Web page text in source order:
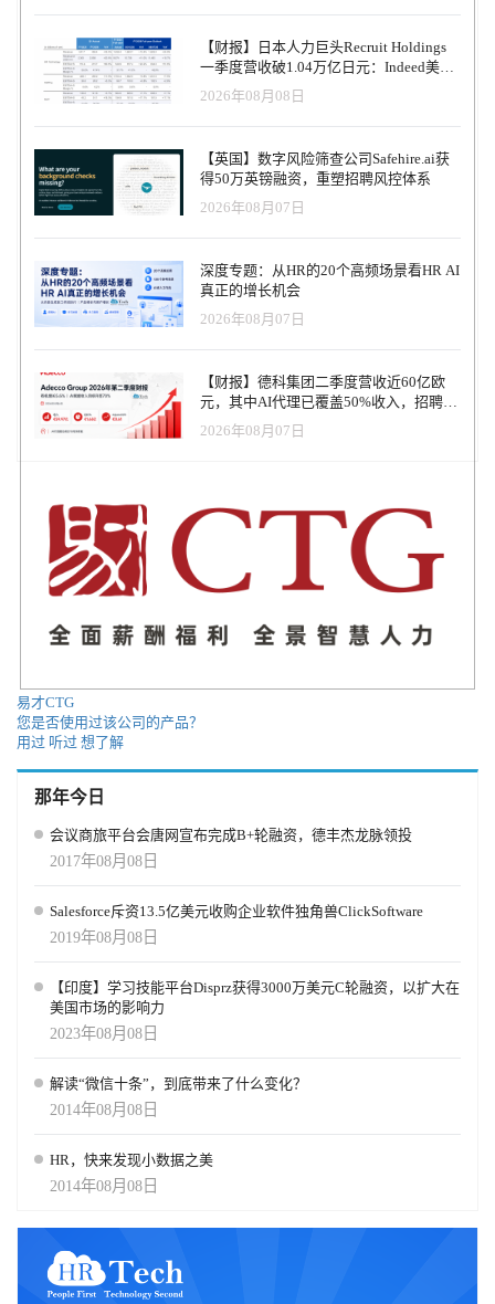
Market Growth 将利用该公司的内部软件和数字化能力以及全球行业
专家网络，为 HRBrain 的下一阶段发展提供支持。 EQT 日本咨询团
队合伙人 Tetsuro Onitsuka 评论说："HRBrain 是日本人才管理领域的
领军企业之一，其背后是劳动力萎缩、日益转向基于工作的招聘以
及监管部门推动人力资本可视化和披露等重大社会问题所带来的强
劲发展势头。我们认为该公司令人印象深刻的产品和服务具有进一
在我们共同努力加速 HRBrain 有机和无机增长的过程中，为总裁
Hiroki Hori 及其员工提供支持。 HRBrain 首席执行官 Hiroki Hori 评
论说："HRBrain 主要通过 SaaS 型软件和咨询服务为日本公司推广人
作场所提供不可或缺的独特产品，解决人力资源领域的复杂问题。
该交易预计将于 2023 年第四季度完成。 为 BPEA EQT 提供顾问服
务的有 SMBC Nikko、mk（法律）和毕马威（财务、税务和
【财报】日本人力巨头Recruit Holdings
一季度营收破1.04万亿日元：Indeed美国
收入逆势增长30%，AI招聘推动利润率升
至47.4%
2026年08月08日
【英国】数字风险筛查公司Safehire.ai获
得50万英镑融资，重塑招聘风控体系
2026年08月07日
深度专题：从HR的20个高频场景看HR AI
真正的增长机会
2026年08月07日
【财报】德科集团二季度营收近60亿欧
元，其中AI代理已覆盖50%收入，招聘服
务进入运营重构阶段
2026年08月07日
易才CTG
您是否使用过该公司的产品？
用过 听过 想了解
那年今日
会议商旅平台会唐网宣布完成B+轮融资，德丰杰龙脉领投
2017年08月08日
Salesforce斥资13.5亿美元收购企业软件独角兽ClickSoftware
2019年08月08日
【印度】学习技能平台Disprz获得3000万美元C轮融资，以扩大在
美国市场的影响力
2023年08月08日
解读“微信十条”，到底带来了什么变化？
2014年08月08日
HR，快来发现小数据之美
2014年08月08日